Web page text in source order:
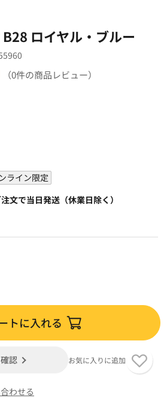
ロイヤル・ブルー
（0件の商品レビュー）
ライン限定
文で当日発送（休業日除く）
トに入れる
認 お気に入りに追加
わせる